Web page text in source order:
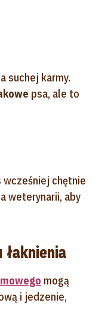
suchej karmy.
psa, ale to
chętnie
weterynarii, aby
mogą
i jedzenie,